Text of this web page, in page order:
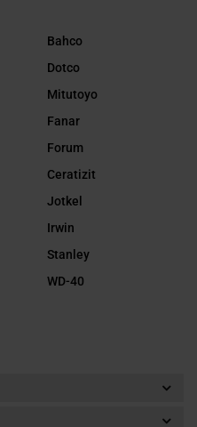
Bahco
Dotco
Mitutoyo
Fanar
Forum
Ceratizit
Jotkel
Irwin
Stanley
WD-40